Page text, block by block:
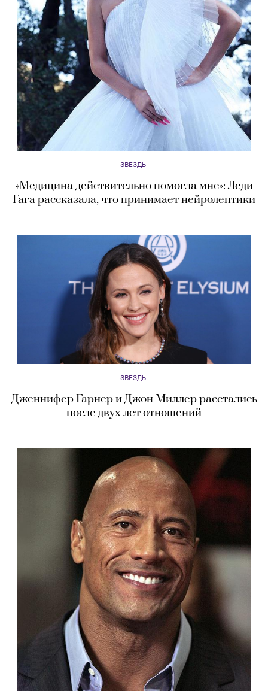
ЗВЕЗДЫ
«Медицина действительно помогла мне»: Леди
Гага рассказала, что принимает нейролептики
ЗВЕЗДЫ
Дженнифер Гарнер и Джон Миллер расстались
после двух лет отношений